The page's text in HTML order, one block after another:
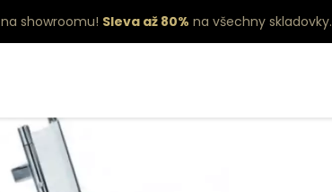
na showroomu! Sleva až 80% na všechny skladovky.